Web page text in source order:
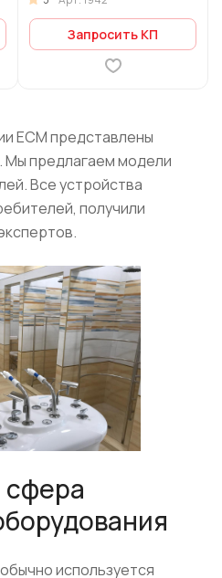
Запросить КП
ЕСМ представлены
предлагаем модели
Все устройства
получили
сфера
используется